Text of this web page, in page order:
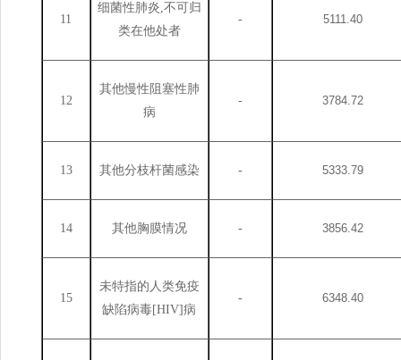
11
细菌性肺炎,不可归
类在他处者
- 5111.40
12
其他慢性阻塞性肺
病
- 3784.72
13 其他分枝杆菌感染 - 5333.79
14 其他胸膜情况 - 3856.42
15
未特指的人类免疫
缺陷病毒[HIV]病
- 6348.40